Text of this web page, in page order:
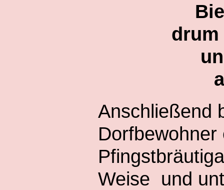
drum
Anschließend
Weise und